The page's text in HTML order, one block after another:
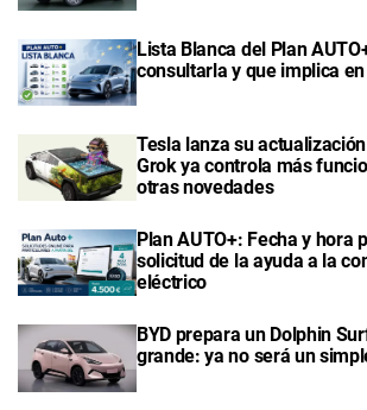
Lista Blanca del Plan
consultarla y que implica
Tesla lanza su
Grok ya controla más
otras novedades
Plan AUTO+: Fecha y hora
solicitud de la ayuda a la
eléctrico
BYD prepara un Dolphin
grande: ya no será un